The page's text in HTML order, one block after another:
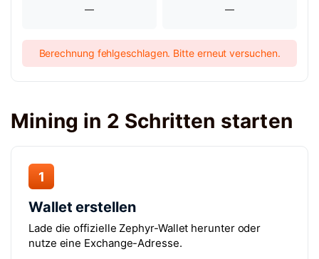
— —
Berechnung fehlgeschlagen. Bitte erneut versuchen.
Mining in 2 Schritten starten
1
Wallet erstellen
Lade die offizielle Zephyr-Wallet herunter oder
nutze eine Exchange-Adresse.